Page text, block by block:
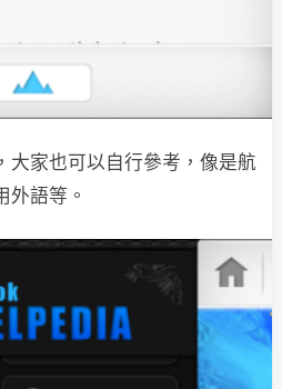
大家也可以自行參考，像是航
外語等。